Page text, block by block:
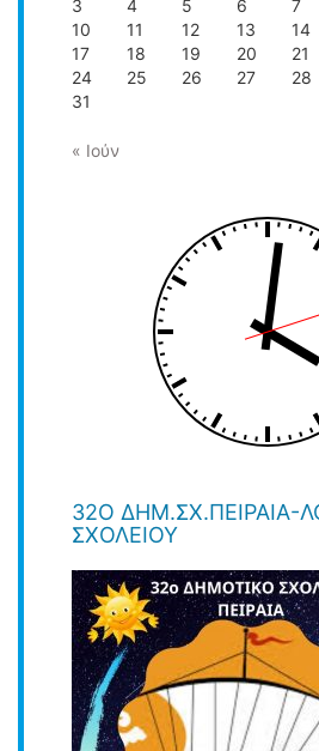
3
4 5 6 7
10
11 12 13 14
17
18 19 20 21
24
25 26 27 28
31
« Ιούν
32O ΔΗΜ.ΣΧ.ΠΕΙΡΑΙΆ-
ΣΧΟΛΕΊΟΥ